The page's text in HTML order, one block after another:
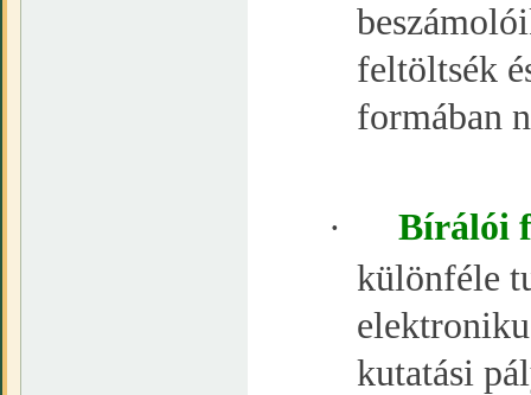
feltöltsék
formában
·
Bírálói
különféle
kutatási